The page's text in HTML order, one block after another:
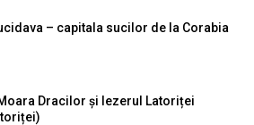
– capitala sucilor de la Corabia
Dracilor și Iezerul Latoriței